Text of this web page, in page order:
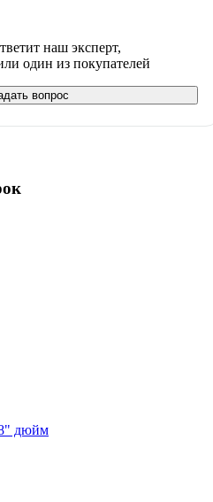
наш эксперт,
один из покупателей
вопрос
дюйм